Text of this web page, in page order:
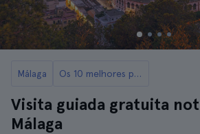
Málaga Os 10 melhores passeios de Málaga
Visita guiada gratuita
Málaga